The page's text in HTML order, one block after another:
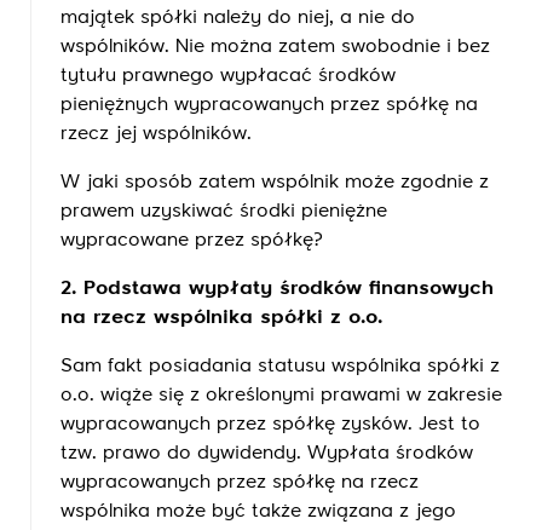
majątek spółki należy do niej, a nie do
wspólników. Nie można zatem swobodnie i bez
tytułu prawnego wypłacać środków
pieniężnych wypracowanych przez spółkę na
rzecz jej wspólników.
W jaki sposób zatem wspólnik może zgodnie z
prawem uzyskiwać środki pieniężne
wypracowane przez spółkę?
2. Podstawa wypłaty środków finansowych
na rzecz wspólnika spółki z o.o.
Sam fakt posiadania statusu wspólnika spółki z
o.o. wiąże się z określonymi prawami w zakresie
wypracowanych przez spółkę zysków. Jest to
tzw. prawo do dywidendy. Wypłata środków
wypracowanych przez spółkę na rzecz
wspólnika może być także związana z jego